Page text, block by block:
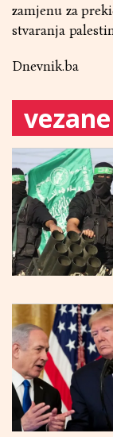
zamjenu za
stvaranja
Dnevnik.ba